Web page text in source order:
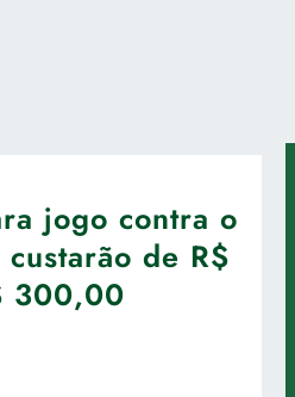
jogo contra o
de R$
300,00